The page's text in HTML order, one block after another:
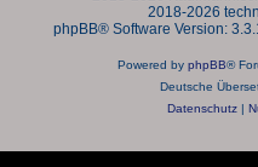
2018-2026
phpBB® Software Version:
Powered by phpBB®
Deutsche
Datenschutz|